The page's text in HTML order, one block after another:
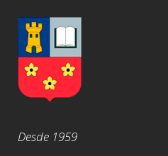
Desde 1959